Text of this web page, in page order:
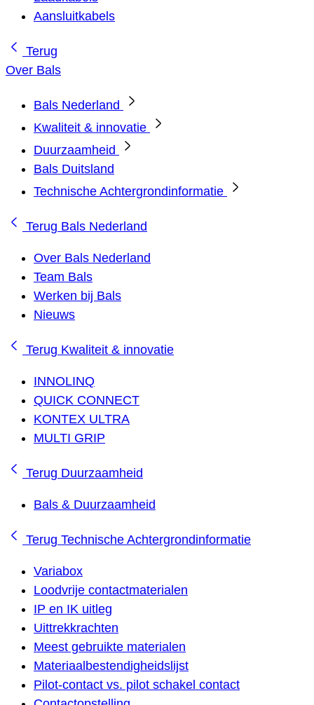
Aansluitkabels
Terug
Over Bals
Bals Nederland
Kwaliteit & innovatie
Duurzaamheid
Bals Duitsland
Technische Achtergrondinformatie
Terug Bals Nederland
Over Bals Nederland
Team Bals
Werken bij Bals
Nieuws
Terug Kwaliteit & innovatie
INNOLINQ
QUICK CONNECT
KONTEX ULTRA
MULTI GRIP
Terug Duurzaamheid
Bals & Duurzaamheid
Terug Technische Achtergrondinformatie
Variabox
Loodvrije contactmaterialen
IP en IK uitleg
Uittrekkrachten
Meest gebruikte materialen
Materiaalbestendigheidslijst
Pilot-contact vs. pilot schakel contact